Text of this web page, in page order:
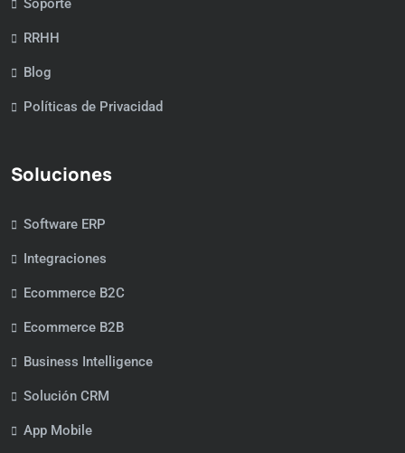
Soporte
RRHH
Blog
Políticas de Privacidad
Soluciones
Software ERP
Integraciones
Ecommerce B2C
Ecommerce B2B
Business Intelligence
Solución CRM
App Mobile